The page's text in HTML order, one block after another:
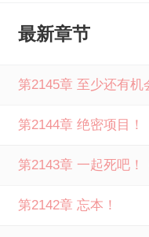
抵不过人心的阴暗！重
文免费阅读由笔下文学
笔下文学免费阅读。
最新章节
第2145章 至少还有机
第2144章 绝密项目！
第2143章 一起死吧！
第2142章 忘本！